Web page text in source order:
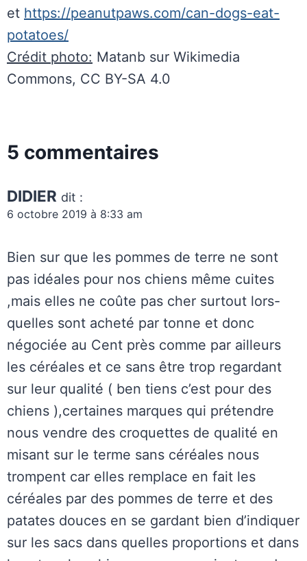
et https://peanutpaws.com/can-dogs-eat-
potatoes/
Crédit photo: Matanb sur Wikimedia
Commons, CC BY-SA 4.0
5 commentaires
DIDIER dit :
6 octobre 2019 à 8:33 am
Bien sur que les pommes de terre ne sont
pas idéales pour nos chiens même cuites
,mais elles ne coûte pas cher surtout lors-
quelles sont acheté par tonne et donc
négociée au Cent près comme par ailleurs
les céréales et ce sans être trop regardant
sur leur qualité ( ben tiens c’est pour des
chiens ),certaines marques qui prétendre
nous vendre des croquettes de qualité en
misant sur le terme sans céréales nous
trompent car elles remplace en fait les
céréales par des pommes de terre et des
patates douces en se gardant bien d’indiquer
sur les sacs dans quelles proportions et dans